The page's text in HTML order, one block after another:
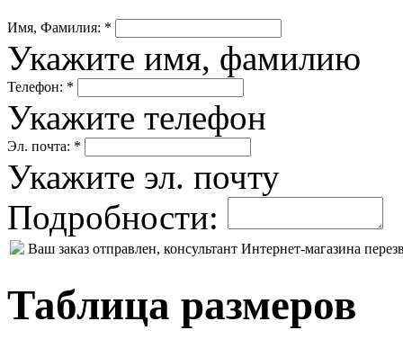
Имя, Фамилия: *
Укажите имя, фамилию
Телефон: *
Укажите телефон
Эл. почта: *
Укажите эл. почту
Подробности:
Ваш заказ отправлен, консультант Интернет-магазина
Таблица размеров